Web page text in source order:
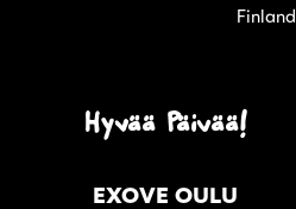
Finland
Hyvää Päivää!
EXOVE OULU